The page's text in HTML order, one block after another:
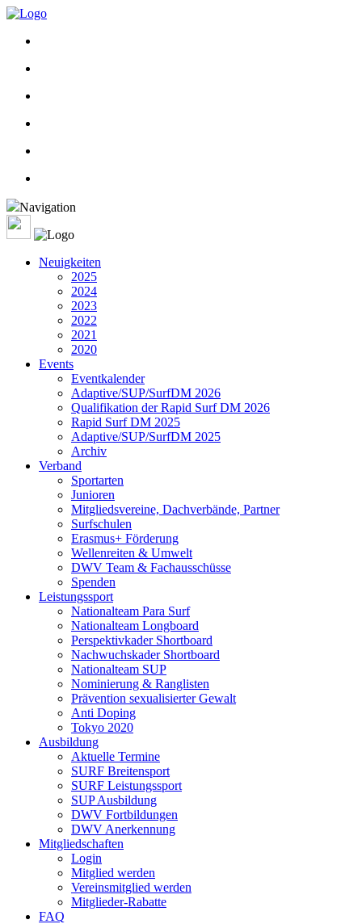
Navigation
Neuigkeiten
2025
2024
2023
2022
2021
2020
Events
Eventkalender
Adaptive/SUP/SurfDM 2026
Qualifikation der Rapid Surf DM 2026
Rapid Surf DM 2025
Adaptive/SUP/SurfDM 2025
Archiv
Verband
Sportarten
Junioren
Mitgliedsvereine, Dachverbände, Partner
Surfschulen
Erasmus+ Förderung
Wellenreiten & Umwelt
DWV Team & Fachausschüsse
Spenden
Leistungssport
Nationalteam Para Surf
Nationalteam Longboard
Perspektivkader Shortboard
Nachwuchskader Shortboard
Nationalteam SUP
Nominierung & Ranglisten
Prävention sexualisierter Gewalt
Anti Doping
Tokyo 2020
Ausbildung
Aktuelle Termine
SURF Breitensport
SURF Leistungssport
SUP Ausbildung
DWV Fortbildungen
DWV Anerkennung
Mitgliedschaften
Login
Mitglied werden
Vereinsmitglied werden
Mitglieder-Rabatte
FAQ